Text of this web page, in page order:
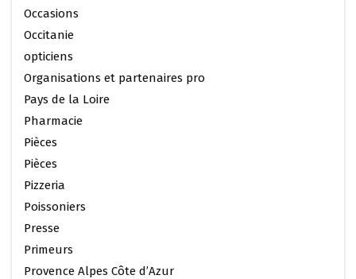
Occasions
Occitanie
opticiens
Organisations et partenaires pro
Pays de la Loire
Pharmacie
Pièces
Pièces
Pizzeria
Poissoniers
Presse
Primeurs
Provence Alpes Côte d’Azur